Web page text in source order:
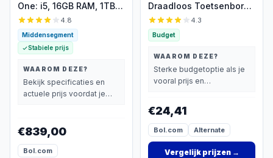
One: i5, 16GB RAM, 1TB
SSD, compleet
4.8
Middensegment
Stabiele prijs
WAAROM DEZE?
Bekijk specificaties en
actuele prijs voordat je
€839,00
Bol.com
Draadloos Toetsenbord
en Muis
4.3
Budget
WAAROM DEZE?
Sterke budgetoptie als je
vooral prijs en
€24,41
Bol.com Alternate
Vergelijk prijzen→